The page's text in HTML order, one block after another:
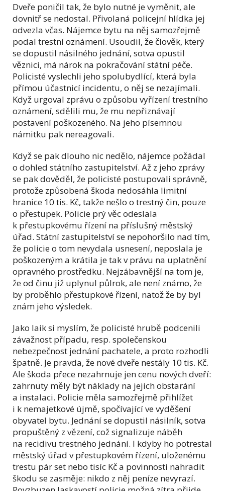
Dveře poničil tak, že bylo nutné je vyměnit, ale
dovnitř se nedostal. Přivolaná policejní hlídka jej
odvezla včas. Nájemce bytu na něj samozřejmě
podal trestní oznámení. Usoudil, že člověk, který
se dopustil násilného jednání, sotva opustil
věznici, má nárok na pokračování státní péče.
Policisté vyslechli jeho spolubydlící, která byla
přímou účastnicí incidentu, o něj se nezajímali.
Když urgoval zprávu o způsobu vyřízení trestního
oznámení, sdělili mu, že mu nepřiznávají
postavení poškozeného. Na jeho písemnou
námitku pak nereagovali.
Když se pak dlouho nic nedělo, nájemce požádal
o dohled státního zastupitelství. Až z jeho zprávy
se pak dověděl, že policisté postupovali správně,
protože způsobená škoda nedosáhla limitní
hranice 10 tis. Kč, takže nešlo o trestný čin, pouze
o přestupek. Policie prý věc odeslala
k přestupkovému řízení na příslušný městský
úřad. Státní zastupitelství se nepohoršilo nad tím,
že policie o tom nevydala usnesení, neposlala je
poškozeným a krátila je tak v právu na uplatnění
opravného prostředku. Nejzábavnější na tom je,
že od činu již uplynul půlrok, ale není známo, že
by proběhlo přestupkové řízení, natož že by byl
znám jeho výsledek.
Jako laik si myslím, že policisté hrubě podcenili
závažnost případu, resp. společenskou
nebezpečnost jednání pachatele, a proto rozhodli
špatně. Je pravda, že nové dveře nestály 10 tis. Kč.
Ale škoda přece nezahrnuje jen cenu nových dveří:
zahrnuty měly být náklady na jejich obstarání
a instalaci. Policie měla samozřejmě přihlížet
i k nemajetkové újmě, spočívající ve vyděšení
obyvatel bytu. Jednání se dopustil násilník, sotva
propuštěný z vězení, což signalizuje náběh
na recidivu trestného jednání. I kdyby ho potrestal
městský úřad v přestupkovém řízení, uloženému
trestu pár set nebo tisíc Kč a povinnosti nahradit
škodu se zasměje: nikdo z něj peníze nevyrazí.